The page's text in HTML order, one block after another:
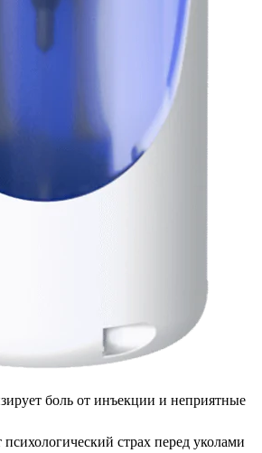
боль от инъекции и неприятные
страх перед уколами